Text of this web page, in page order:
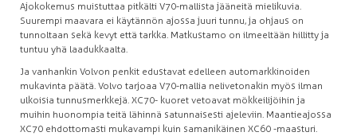
Ajokokemus muistuttaa pitkälti V70-mallista jääneitä mielikuvia.
Suurempi maavara ei käytännön ajossa juuri tunnu, ja ohjaus on
tunnoltaan sekä kevyt että tarkka. Matkustamo on ilmeeltään hillitty ja
tuntuu yhä laadukkaalta.
Ja vanhankin Volvon penkit edustavat edelleen automarkkinoiden
mukavinta päätä. Volvo tarjoaa V70-mallia nelivetonakin myös ilman
ulkoisia tunnusmerkkejä. XC70- kuoret vetoavat mökkeilijöihin ja
muihin huonompia teitä lähinnä satunnaisesti ajeleviin. Maantieajossa
XC70 ehdottomasti mukavampi kuin samanikäinen XC60 -maasturi.